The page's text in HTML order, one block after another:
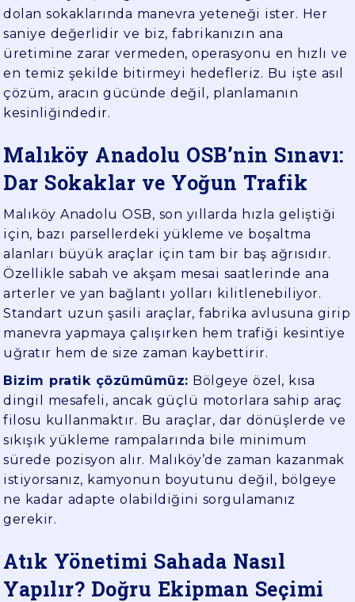
dolan sokaklarında manevra yeteneği ister. Her
saniye değerlidir ve biz, fabrikanızın ana
üretimine zarar vermeden, operasyonu en hızlı ve
en temiz şekilde bitirmeyi hedefleriz. Bu işte asıl
çözüm, aracın gücünde değil, planlamanın
kesinliğindedir.
Malıköy Anadolu OSB’nin Sınavı:
Dar Sokaklar ve Yoğun Trafik
Malıköy Anadolu OSB, son yıllarda hızla geliştiği
için, bazı parsellerdeki yükleme ve boşaltma
alanları büyük araçlar için tam bir baş ağrısıdır.
Özellikle sabah ve akşam mesai saatlerinde ana
arterler ve yan bağlantı yolları kilitlenebiliyor.
Standart uzun şasili araçlar, fabrika avlusuna girip
manevra yapmaya çalışırken hem trafiği kesintiye
uğratır hem de size zaman kaybettirir.
Bizim pratik çözümümüz: Bölgeye özel, kısa
dingil mesafeli, ancak güçlü motorlara sahip araç
filosu kullanmaktır. Bu araçlar, dar dönüşlerde ve
sıkışık yükleme rampalarında bile minimum
sürede pozisyon alır. Malıköy’de zaman kazanmak
istiyorsanız, kamyonun boyutunu değil, bölgeye
ne kadar adapte olabildiğini sorgulamanız
gerekir.
Atık Yönetimi Sahada Nasıl
Yapılır? Doğru Ekipman Seçimi